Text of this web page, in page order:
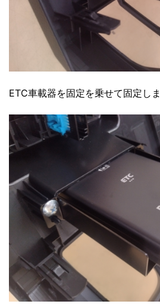
ETC車載器を固定を乗せて固定し